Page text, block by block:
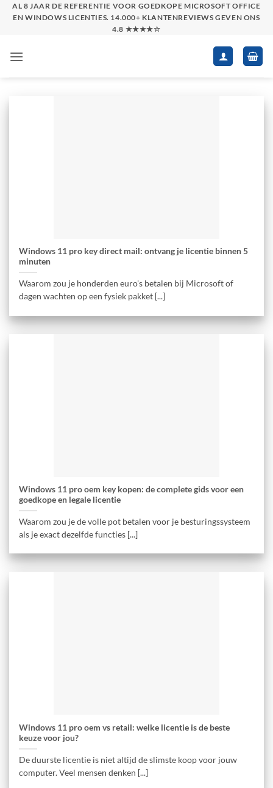
SkipAL 8 JAAR DE REFERENTIE VOOR GOEDKOPE MICROSOFT OFFICE
EN WINDOWS LICENTIES. 14.000+ KLANTENREVIEWS GEVEN ONS
4.8 ★★★★☆
Windows 11 pro key direct mail: ontvang je licentie binnen 5
minuten
Waarom zou je honderden euro's betalen bij Microsoft of
dagen wachten op een fysiek pakket [...]
Windows 11 pro oem key kopen: de complete gids voor een
goedkope en legale licentie
Waarom zou je de volle pot betalen voor je besturingssysteem
als je exact dezelfde functies [...]
Windows 11 pro oem vs retail: welke licentie is de beste
keuze voor jou?
De duurste licentie is niet altijd de slimste koop voor jouw
computer. Veel mensen denken [...]